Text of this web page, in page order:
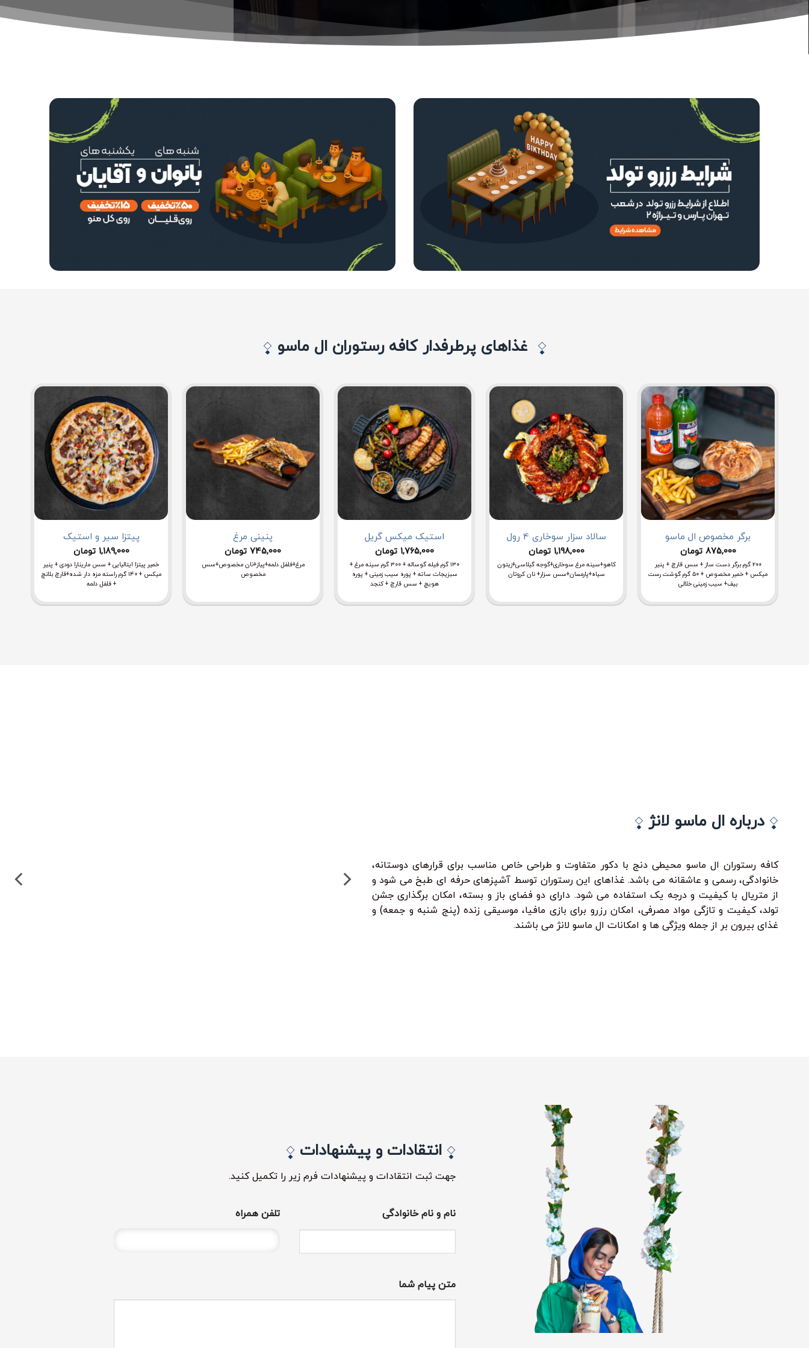
غذاهای پرطرفدار کافه رستوران ال ماسو
برگر مخصوص ال ماسو
875,000 تومان
۲۰۰ گرم برگر دست ساز + سس قارچ + پنیر
میکس + خمیر مخصوص + ۵۰ گرم گوشت رست
بیف+ سیب زمینی خلالی
سالاد سزار سوخاری 4 رول
1,198,000 تومان
کاهو+سینه مرغ سوخاری+گوجه گیلاسی+زیتون
سیاه+پارمسان+سس سزار+ نان کروتان
استیک میکس گریل
1,765,000 تومان
۱۳۰ گرم فیله گوساله + ۳۰۰ گرم سینه مرغ +
سبزیجات ساته + پوره سیب زمینی + پوره
هویچ + سس قارچ + کنجد
پنینی مرغ
745,000 تومان
مرغ+فلفل دلمه+پیاز+نان مخصوص+سس
مخصوص
پیتزا سیر و استیک
1,189,000 تومان
خمیر پیتزا ایتالیایی + سس مارینارا دودی + پنیر
میکس + ۱۴۰ گرم راسته مزه دار شده+قارچ بلانچ
+ فلفل دلمه
درباره ال ماسو لانژ
کافه رستوران ال ماسو محیطی دنج با دکور متفاوت و طراحی خاص مناسب برای قرارهای دوستانه،
خانوادگی، رسمی و عاشقانه می باشد. غذاهای این رستوران توسط آشپزهای حرفه ای طبخ می شود و
از متریال با کیفیت و درجه یک استفاده می شود. دارای دو فضای باز و بسته، امکان برگذاری جشن
تولد، کیفیت و تازگی مواد مصرفی، امکان رزرو برای بازی مافیا، موسیقی زنده (پنج شنبه و جمعه) و
غذای بیرون بر از جمله ویژگی ها و امکانات ال ماسو لانژ می باشند.
انتقادات و پیشنهادات
جهت ثبت انتقادات و پیشنهادات فرم زیر را تکمیل کنید.
نام و نام خانوادگی تلفن همراه
متن پیام شما